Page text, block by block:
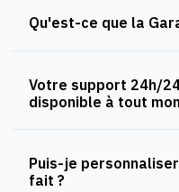
Qu'est-ce que la
Votre support 24h/
disponible à tout
Puis-je
fait ?